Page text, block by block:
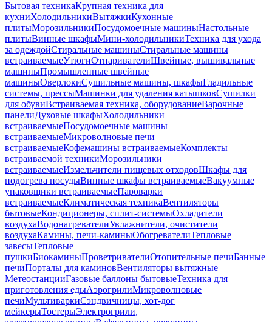
Бытовая техникаКрупная техника для
кухниХолодильникиВытяжкиКухонные
плитыМорозильникиПосудомоечные машиныНастольные
плитыВинные шкафыМини-холодильникиТехника для ухода
за одеждойСтиральные машиныСтиральные машины
встраиваемыеУтюгиОтпаривателиШвейные, вышивальные
машиныПромышленные швейные
машиныОверлокиСушильные машины, шкафыГладильные
системы, прессыМашинки для удаления катышковСушилки
для обувиВстраиваемая техника, оборудованиеВарочные
панелиДуховые шкафыХолодильники
встраиваемыеПосудомоечные машины
встраиваемыеМикроволновые печи
встраиваемыеКофемашины встраиваемыеКомплекты
встраиваемой техникиМорозильники
встраиваемыеИзмельчители пищевых отходовШкафы для
подогрева посудыВинные шкафы встраиваемыеВакуумные
упаковщики встраиваемыеПароварки
встраиваемыеКлиматическая техникаВентиляторы
бытовыеКондиционеры, сплит-системыОхладители
воздухаВодонагревателиУвлажнители, очистители
воздухаКамины, печи-каминыОбогревателиТепловые
завесыТепловые
пушкиБиокаминыПроветривателиОтопительные печиБанные
печиПорталы для каминовВентиляторы вытяжные
МетеостанцииГазовые баллоны бытовыеТехника для
приготовления едыАэрогрилиМикроволновые
печиМультиваркиСэндвичницы, хот-дог
мейкерыТостерыЭлектрогрили,